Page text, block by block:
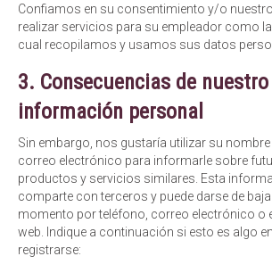
Confiamos en su consentimiento y/o
realizar servicios para su empleador como
cual recopilamos y usamos sus datos
3. Consecuencias de
información personal
Sin embargo, nos gustaría utilizar su
correo electrónico para informarle sobre
productos y servicios similares. Esta
comparte con terceros y puede darse de
momento por teléfono, correo electrónico o
web. Indique a continuación si esto es algo
registrarse: